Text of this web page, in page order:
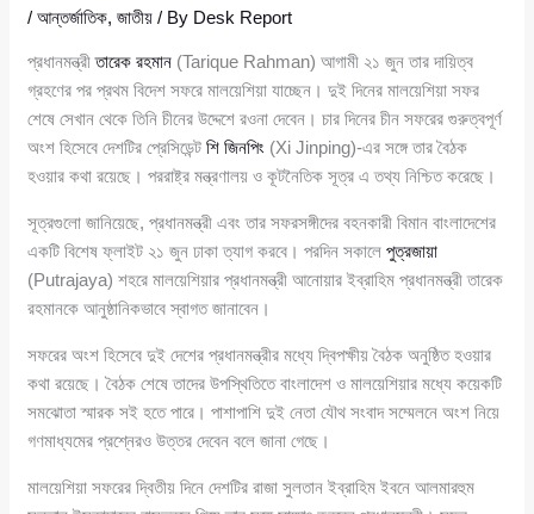
/আন্তর্জাতিক,জাতীয় / By Desk Report
প্রধানমন্ত্রীতারেক রহমান (Tarique Rahman) আগামী ২১ জুন তার দায়িত্ব
গ্রহণের পর প্রথম বিদেশ সফরে মালয়েশিয়া যাচ্ছেন। দুই দিনের মালয়েশিয়া সফর
শেষে সেখান থেকে তিনি চীনের উদ্দেশে রওনা দেবেন। চার দিনের চীন সফরের গুরুত্বপূর্ণ
অংশ হিসেবে দেশটির প্রেসিডেন্টশি জিনপিং (Xi Jinping)-এর সঙ্গে তার বৈঠক
হওয়ার কথা রয়েছে। পররাষ্ট্র মন্ত্রণালয় ও কূটনৈতিক সূত্র এ তথ্য নিশ্চিত করেছে।
সূত্রগুলো জানিয়েছে, প্রধানমন্ত্রী এবং তার সফরসঙ্গীদের বহনকারী বিমান বাংলাদেশের
একটি বিশেষ ফ্লাইট ২১ জুন ঢাকা ত্যাগ করবে। পরদিন সকালেপুত্রজায়া
(Putrajaya) শহরে মালয়েশিয়ার প্রধানমন্ত্রী আনোয়ার ইব্রাহিম প্রধানমন্ত্রী তারেক
রহমানকে আনুষ্ঠানিকভাবে স্বাগত জানাবেন।
সফরের অংশ হিসেবে দুই দেশের প্রধানমন্ত্রীর মধ্যে দ্বিপক্ষীয় বৈঠক অনুষ্ঠিত হওয়ার
কথা রয়েছে। বৈঠক শেষে তাদের উপস্থিতিতে বাংলাদেশ ও মালয়েশিয়ার মধ্যে কয়েকটি
সমঝোতা স্মারক সই হতে পারে। পাশাপাশি দুই নেতা যৌথ সংবাদ সম্মেলনে অংশ নিয়ে
গণমাধ্যমের প্রশ্নেরও উত্তর দেবেন বলে জানা গেছে।
মালয়েশিয়া সফরের দ্বিতীয় দিনে দেশটির রাজা সুলতান ইব্রাহিম ইবনে আলমারহুম